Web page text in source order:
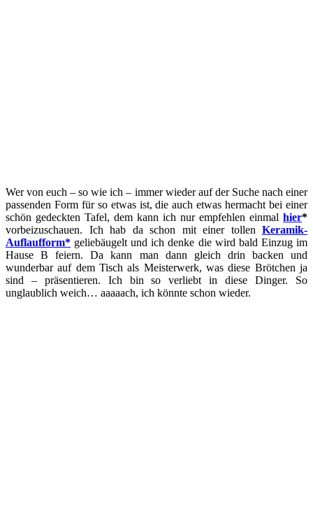
Wer von euch – so wie ich – immer wieder auf der Suche nach einer
passenden Form für so etwas ist, die auch etwas hermacht bei einer
schön gedeckten Tafel, dem kann ich nur empfehlen einmal hier*
vorbeizuschauen. Ich hab da schon mit einer tollen Keramik-
Auflaufform* geliebäugelt und ich denke die wird bald Einzug im
Hause B feiern. Da kann man dann gleich drin backen und
wunderbar auf dem Tisch als Meisterwerk, was diese Brötchen ja
sind – präsentieren. Ich bin so verliebt in diese Dinger. So
unglaublich weich… aaaaach, ich könnte schon wieder.